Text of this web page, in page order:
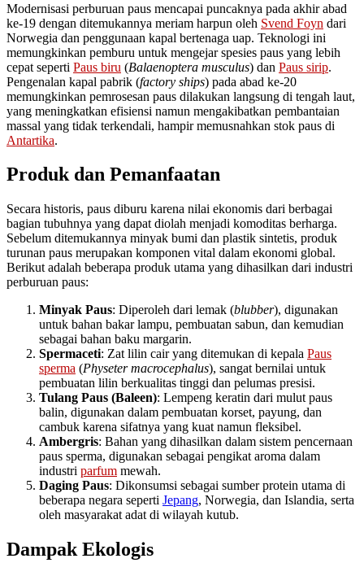
Modernisasi perburuan paus mencapai puncaknya pada akhir abad
ke-19 dengan ditemukannya meriam harpun oleh Svend Foyn dari
Norwegia dan penggunaan kapal bertenaga uap. Teknologi ini
memungkinkan pemburu untuk mengejar spesies paus yang lebih
cepat seperti Paus biru (Balaenoptera musculus) dan Paus sirip.
Pengenalan kapal pabrik (factory ships) pada abad ke-20
memungkinkan pemrosesan paus dilakukan langsung di tengah laut,
yang meningkatkan efisiensi namun mengakibatkan pembantaian
massal yang tidak terkendali, hampir memusnahkan stok paus di
Antartika.
Produk dan Pemanfaatan
Secara historis, paus diburu karena nilai ekonomis dari berbagai
bagian tubuhnya yang dapat diolah menjadi komoditas berharga.
Sebelum ditemukannya minyak bumi dan plastik sintetis, produk
turunan paus merupakan komponen vital dalam ekonomi global.
Berikut adalah beberapa produk utama yang dihasilkan dari industri
perburuan paus:
Minyak Paus: Diperoleh dari lemak (blubber), digunakan
untuk bahan bakar lampu, pembuatan sabun, dan kemudian
sebagai bahan baku margarin.
Spermaceti: Zat lilin cair yang ditemukan di kepala Paus
sperma (Physeter macrocephalus), sangat bernilai untuk
pembuatan lilin berkualitas tinggi dan pelumas presisi.
Tulang Paus (Baleen): Lempeng keratin dari mulut paus
balin, digunakan dalam pembuatan korset, payung, dan
cambuk karena sifatnya yang kuat namun fleksibel.
Ambergris: Bahan yang dihasilkan dalam sistem pencernaan
paus sperma, digunakan sebagai pengikat aroma dalam
industri parfum mewah.
Daging Paus: Dikonsumsi sebagai sumber protein utama di
beberapa negara seperti Jepang, Norwegia, dan Islandia, serta
oleh masyarakat adat di wilayah kutub.
Dampak Ekologis